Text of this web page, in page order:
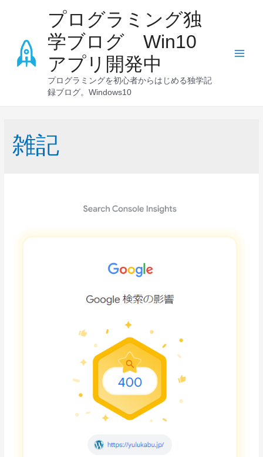
プログラミング独
学ブログ Win10
アプリ開発中
プログラミングを初心者からはじめる独学記
録ブログ。Windows10
雑記